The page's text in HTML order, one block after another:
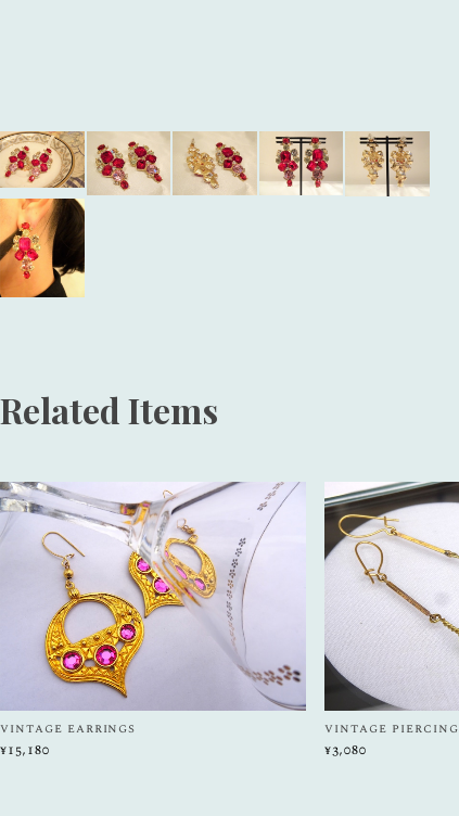
Related Items
vintage earrings
¥15,180
vintage piercing
¥3,080